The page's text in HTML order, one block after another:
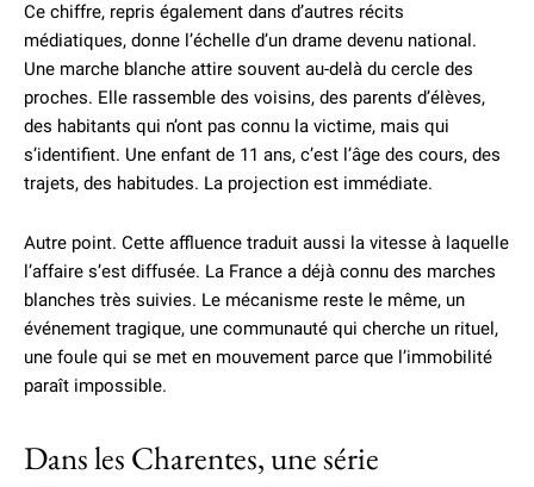
Ce chiffre, repris également dans d’autres récits
médiatiques, donne l’échelle d’un drame devenu national.
Une marche blanche attire souvent au-delà du cercle des
proches. Elle rassemble des voisins, des parents d’élèves,
des habitants qui n’ont pas connu la victime, mais qui
s’identifient. Une enfant de 11 ans, c’est l’âge des cours, des
trajets, des habitudes. La projection est immédiate.
Autre point. Cette affluence traduit aussi la vitesse à laquelle
l’affaire s’est diffusée. La France a déjà connu des marches
blanches très suivies. Le mécanisme reste le même, un
événement tragique, une communauté qui cherche un rituel,
une foule qui se met en mouvement parce que l’immobilité
paraît impossible.
Dans les Charentes, une série